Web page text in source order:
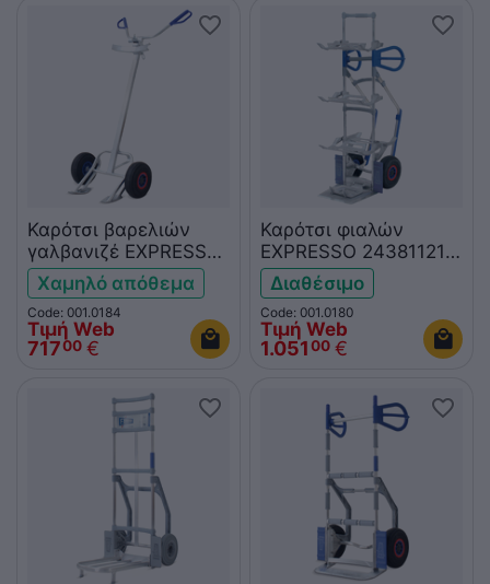
Καρότσι βαρελιών
γαλβανιζέ EXPRESSO
330121
Χαμηλό απόθεμα
Code: 001.0184
Τιμή Web
71700 €
Καρότσι φιαλών
EXPRESSO 24381121-
1228
Διαθέσιμο
Code: 001.0180
Τιμή Web
1.05100 €